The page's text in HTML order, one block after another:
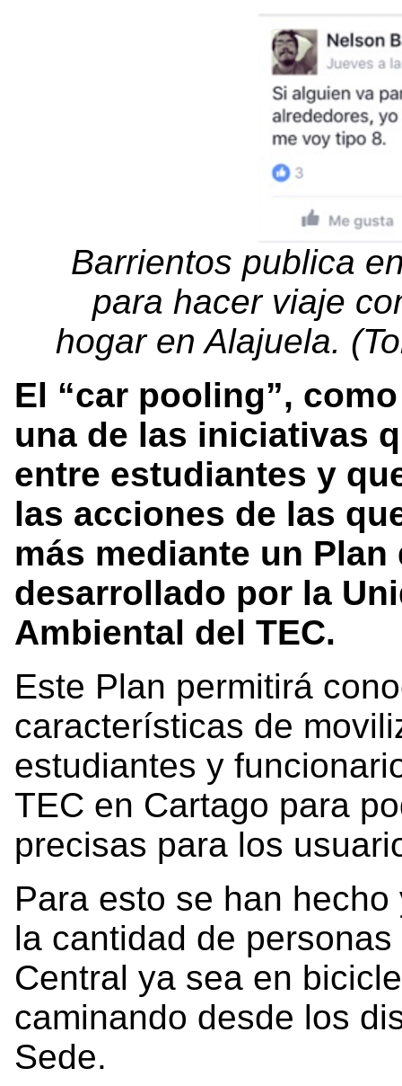
Barrientos publica
para hacer viaje
hogar en Alajuela.
El “car pooling”,
una de las iniciativas
entre estudiantes y
las acciones de las
más mediante un
desarrollado por la
Ambiental del TEC.
Este Plan permitirá
características de
estudiantes y
TEC en Cartago para
precisas para los
Para esto se han
la cantidad de
Central ya sea en
caminando desde los
Sede.